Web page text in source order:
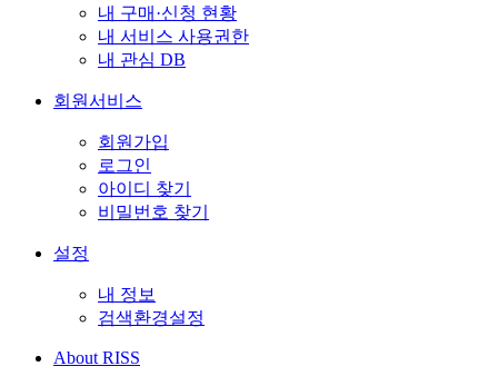
내 구매·신청 현황
내 서비스 사용권한
내 관심 DB
회원서비스
회원가입
로그인
아이디 찾기
비밀번호 찾기
설정
내 정보
검색환경설정
About RISS